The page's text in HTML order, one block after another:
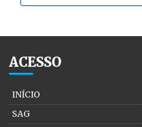
ACESSO
INÍCIO
SAG